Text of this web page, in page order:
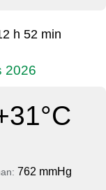
h 52 min
2026
762 mmHg